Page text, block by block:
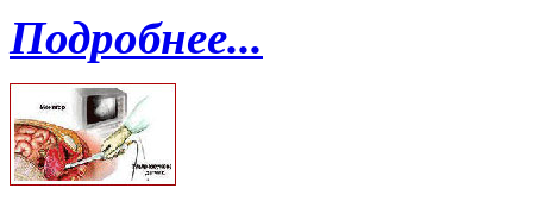
Подробнее...